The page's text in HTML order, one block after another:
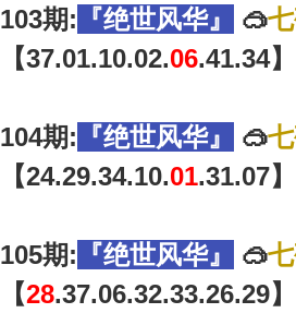
103期: 『绝世风华』 🥽
【37.01.10.02.06.41.34】
104期: 『绝世风华』 🥽
【24.29.34.10.01.31.07】
105期: 『绝世风华』 🥽
【28.37.06.32.33.26.29】